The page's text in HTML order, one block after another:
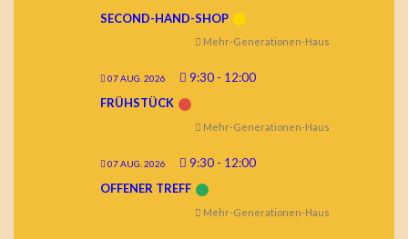
SECOND-HAND-SHOP
Mehr-Generationen-Haus
07 AUG. 2026 9:30 - 12:00
FRÜHSTÜCK
Mehr-Generationen-Haus
07 AUG. 2026 9:30 - 12:00
OFFENER TREFF
Mehr-Generationen-Haus